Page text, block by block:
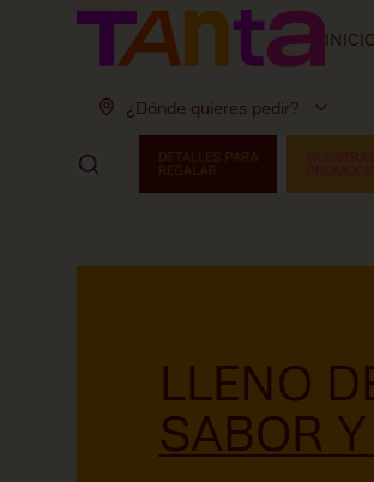
¿Dónde quieres pedir?